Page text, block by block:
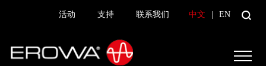
活动 支持 联系我们 中文 EN